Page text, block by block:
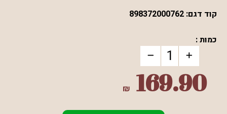
קוד דגם: 898372000762
כמות :
169.90
₪